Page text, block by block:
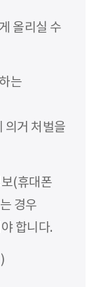
올리실 수
는
의거 처벌을
(휴대폰
경우
합니다.